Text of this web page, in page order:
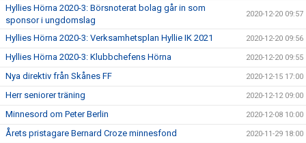
Hyllies Hörna 2020-3: Börsnoterat bolag går in som
sponsor i ungdomslag
2020-12-20 09:57
Hyllies Hörna 2020-3: Verksamhetsplan Hyllie IK 2021 2020-12-20 09:56
Hyllies Hörna 2020-3: Klubbchefens Hörna 2020-12-20 09:55
Nya direktiv från Skånes FF 2020-12-15 17:00
Herr seniorer träning 2020-12-12 09:00
Minnesord om Peter Berlin 2020-12-08 10:00
Årets pristagare Bernard Croze minnesfond 2020-11-29 18:00